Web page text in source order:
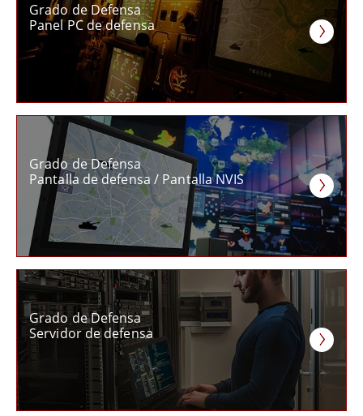
Grado de Defensa
Panel PC de defensa
Grado de Defensa
Pantalla de defensa / Pantalla NVIS
Grado de Defensa
Servidor de defensa